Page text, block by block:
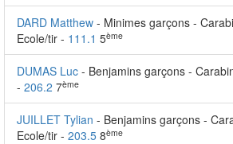
DARD Matthew - Minimes garçons -
Ecole/tir - 111.1 5ème
DUMAS Luc - Benjamins garçons -
- 206.2 7ème
JUILLET Tylian - Benjamins garçons -
Ecole/tir - 203.5 8ème